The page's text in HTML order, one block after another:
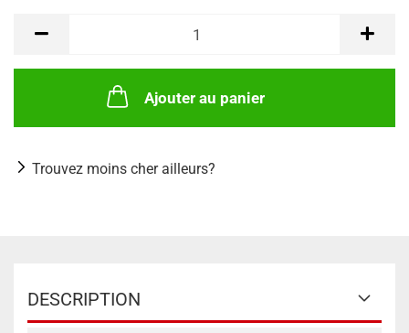
Ajouter au panier
Trouvez moins cher ailleurs?
DESCRIPTION